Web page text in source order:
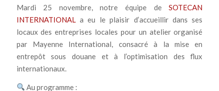
Mardi 25 novembre, notre équipe deSOTECAN
INTERNATIONALa eu le plaisir d’accueillir dans ses
locaux des entreprises locales pour un atelier organisé
par Mayenne International, consacré à la mise en
entrepôt sous douane et à l’optimisation des flux
internationaux.
Au programme :